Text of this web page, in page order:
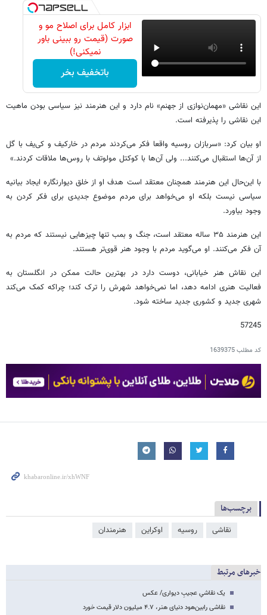
ابزار کامل برای اصلاح مو و
صورت (قیمت رو ببینی باور
نمیکنی!)
باتخفیف بخر
این نقاشی «مهمان‌نوازی از جهنم» نام دارد و این هنرمند نیز سیاسی بودن ماهیت
این نقاشی را پذیرفته است.
او بیان کرد: «سربازان روسیه واقعا فکر می‌کردند مردم در خارکیف و کی‌یف با گل
از آن‌ها استقبال می‌کنند... ولی آن‌ها با کوکتل‌ مولوتف با روس‌ها ملاقات کردند.»
با این‌حال این هنرمند همچنان معتقد است هدف او از خلق دیوارنگاره ایجاد بیانیه
سیاسی نیست بلکه او می‌خواهد برای مردم موضوع جدیدی برای فکر کردن به
وجود بیاورد.
این هنرمند ۳۵ ساله معتقد است، جنگ و بمب تنها چیزهایی نیستند که مردم به
آن‌ فکر می‌کنند. او می‌گوید مردم با وجود هنر قوی‌تر هستند.
این نقاش هنر خیابانی، دوست دارد در بهترین حالت ممکن در انگلستان به
فعالیت هنری ادامه دهد، اما نمی‌خواهد شهرش را ترک کند؛ چراکه کمک می‌کند
شهری جدید و کشوری جدید ساخته شود.
57245
کد مطلب1639375
برچسب‌ها
نقاشی روسیه اوکراین هنرمندان
خبرهای مرتبط
یک نقاشی‌ِ عجیبِ دیواری/ عکس
نقاشی رابین‌هود دنیای هنر، ۴.۷ میلیون دلار قیمت خورد